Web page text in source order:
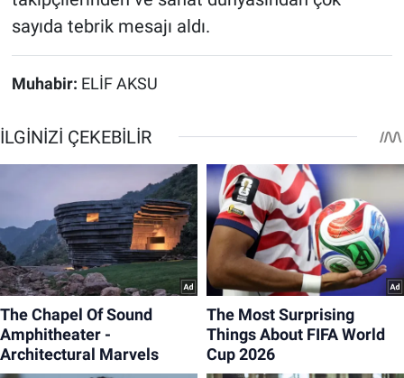
sayıda tebrik mesajı aldı.
Muhabir: ELİF AKSU